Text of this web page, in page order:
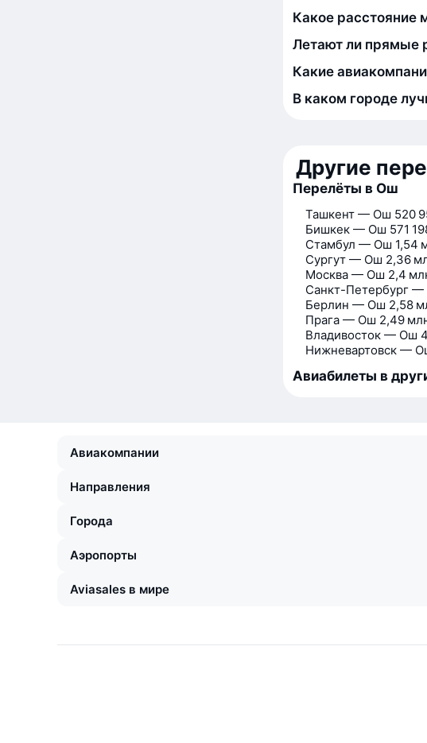
Какое
Летают ли прямые
Какие
В каком городе
Другие
Перелёты в Ош
Ташкент — Ош 520
Бишкек — Ош 571
Стамбул — Ош 1,54
Сургут — Ош 2,36
Москва — Ош 2,4
Санкт-Петербург
Берлин — Ош 2,58
Прага — Ош 2,49
Владивосток — Ош
Нижневартовск —
Авиабилеты в
Авиакомпании
Направления
Города
Аэропорты
Aviasales в мире